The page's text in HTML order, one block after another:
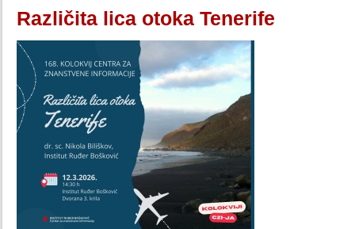
Različita lica otoka Tenerife